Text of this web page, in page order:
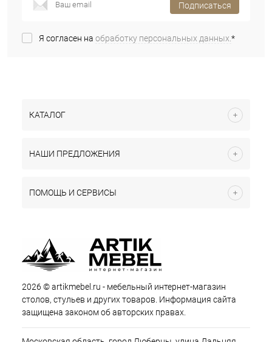
Подписаться
Я согласен на обработку персональных данных. *
КАТАЛОГ
НАШИ ПРЕДЛОЖЕНИЯ
ПОМОЩЬ И СЕРВИСЫ
2026 © artikmebel.ru - мебельный интернет-магазин
столов, стульев и других товаров. Информация сайта
защищена законом об авторских правах.